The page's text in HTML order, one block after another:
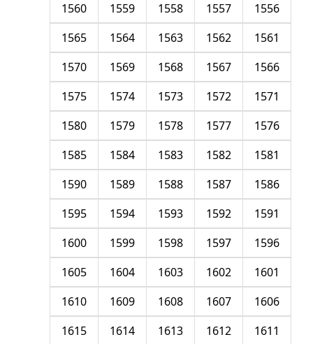
1556
1557
1558
1559
1560
1561
1562
1563
1564
1565
1566
1567
1568
1569
1570
1571
1572
1573
1574
1575
1576
1577
1578
1579
1580
1581
1582
1583
1584
1585
1586
1587
1588
1589
1590
1591
1592
1593
1594
1595
1596
1597
1598
1599
1600
1601
1602
1603
1604
1605
1606
1607
1608
1609
1610
1611
1612
1613
1614
1615